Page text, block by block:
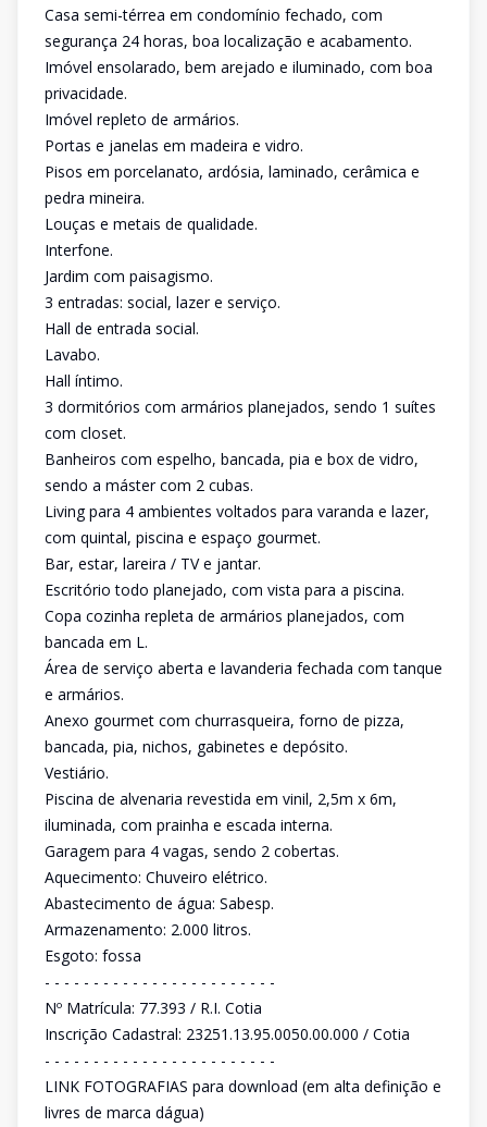
Casa semi-térrea em condomínio fechado, com
segurança 24 horas, boa localização e acabamento.
Imóvel ensolarado, bem arejado e iluminado, com boa
privacidade.
Imóvel repleto de armários.
Portas e janelas em madeira e vidro.
Pisos em porcelanato, ardósia, laminado, cerâmica e
pedra mineira.
Louças e metais de qualidade.
Interfone.
Jardim com paisagismo.
3 entradas: social, lazer e serviço.
Hall de entrada social.
Lavabo.
Hall íntimo.
3 dormitórios com armários planejados, sendo 1 suítes
com closet.
Banheiros com espelho, bancada, pia e box de vidro,
sendo a máster com 2 cubas.
Living para 4 ambientes voltados para varanda e lazer,
com quintal, piscina e espaço gourmet.
Bar, estar, lareira / TV e jantar.
Escritório todo planejado, com vista para a piscina.
Copa cozinha repleta de armários planejados, com
bancada em L.
Área de serviço aberta e lavanderia fechada com tanque
e armários.
Anexo gourmet com churrasqueira, forno de pizza,
bancada, pia, nichos, gabinetes e depósito.
Vestiário.
Piscina de alvenaria revestida em vinil, 2,5m x 6m,
iluminada, com prainha e escada interna.
Garagem para 4 vagas, sendo 2 cobertas.
Aquecimento: Chuveiro elétrico.
Abastecimento de água: Sabesp.
Armazenamento: 2.000 litros.
Esgoto: fossa
- - - - - - - - - - - - - - - - - - - - - - - -
Nº Matrícula: 77.393 / R.I. Cotia
Inscrição Cadastral: 23251.13.95.0050.00.000 / Cotia
- - - - - - - - - - - - - - - - - - - - - - - -
LINK FOTOGRAFIAS para download (em alta definição e
livres de marca dágua)